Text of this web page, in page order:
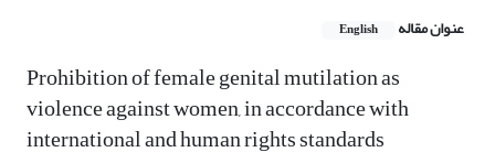
عنوان مقاله English
Prohibition of female genital mutilation as
violence against women, in accordance with
international and human rights standards